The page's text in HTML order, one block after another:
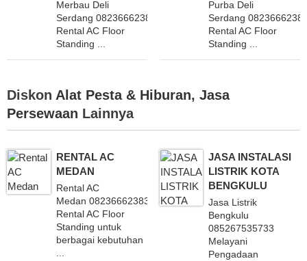
Merbau Deli
Serdang 082366623838 Layani
Rental AC Floor
Standing ...
Purba Deli
Serdang
Rental AC Floor
Standing ...
Diskon Alat Pesta & Hiburan, Jasa
Persewaan Lainnya
RENTAL AC
MEDAN
Rental AC
Medan 082366623838 Layani
Rental AC Floor
Standing untuk
berbagai kebutuhan
...
JASA INSTALASI
LISTRIK KOTA
BENGKULU
Jasa Listrik
Bengkulu
085267535733
Melayani
Pengadaan